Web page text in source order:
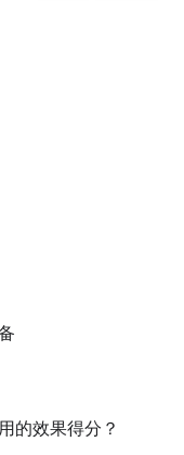
的效果得分？